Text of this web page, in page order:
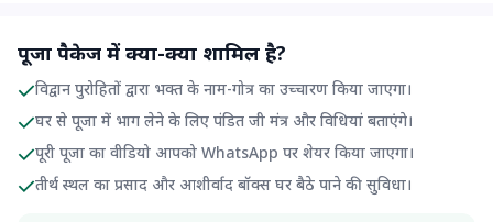
पूजा पैकेज में क्या-क्या शामिल है?
विद्वान पुरोहितों द्वारा भक्त के नाम-गोत्र का उच्चारण किया जाएगा।
घर से पूजा में भाग लेने के लिए पंडित जी मंत्र और विधियां बताएंगे।
पूरी पूजा का वीडियो आपको WhatsApp पर शेयर किया जाएगा।
तीर्थ स्थल का प्रसाद और आशीर्वाद बॉक्स घर बैठे पाने की सुविधा।